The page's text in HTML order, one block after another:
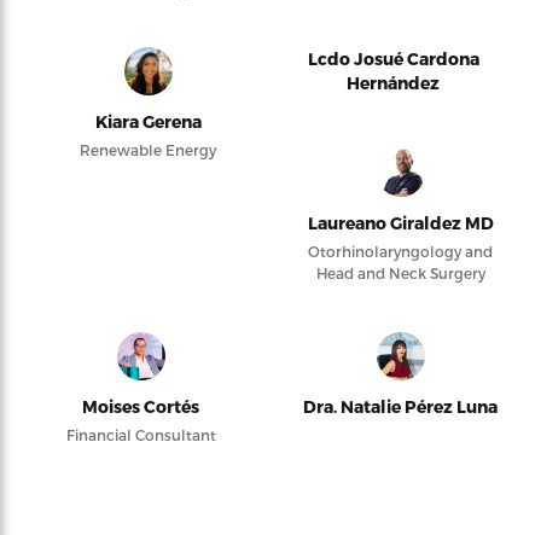
Kiara Gerena
Renewable Energy
Lcdo Josué Cardona
Hernández
Laureano Giraldez MD
Otorhinolaryngology and
Head and Neck Surgery
Moises Cortés
Financial Consultant
Dra. Natalie Pérez Luna